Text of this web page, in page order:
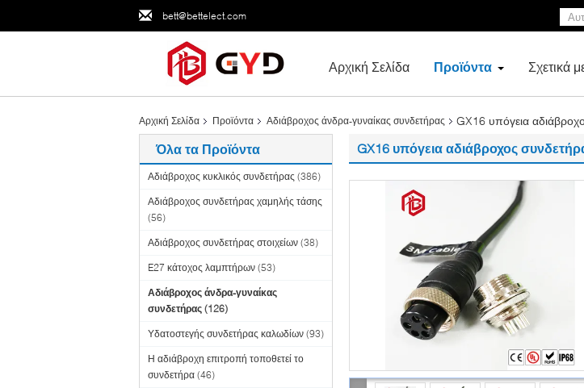
bett@bettelect.com
Αρχική Σελίδα Προϊόντα Σχετικά
Αρχική Σελίδα Προϊόντα Αδιάβροχος άνδρα-γυναίκας συνδετήρας GX16 υπόγεια
Όλα τα Προϊόντα
Αδιάβροχος κυκλικός συνδετήρας (386)
Αδιάβροχος συνδετήρας χαμηλής τάσης
(56)
Αδιάβροχος συνδετήρας στοιχείων (38)
E27 κάτοχος λαμπτήρων (53)
Αδιάβροχος άνδρα-γυναίκας
συνδετήρας (126)
Υδατοστεγής συνδετήρας καλωδίων (93)
Η αδιάβροχη επιτροπή τοποθετεί το
συνδετήρα (46)
GX16 υπόγεια αδιάβροχος